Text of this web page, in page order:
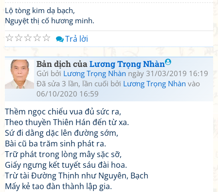
Lộ tòng kim dạ bạch,
Nguyệt thị cố hương minh.
☆
☆
☆
☆
☆ Trả lời
Bản dịch củaLương Trọng Nhàn
Gửi bởi Lương Trọng Nhàn ngày 31/03/2019 16:19
Đã sửa 3 lần, lần cuối bởi Lương Trọng Nhàn vào
06/10/2020 16:59
Thềm ngọc chiếu vua đủ sức ra,
Theo thuyền Thiên Hán đến từ xa.
Sứ đi dằng dặc lên đường sớm,
Bài cũ ba trăm sinh phát ra.
Trữ phát trong lòng mây sặc sỡ,
Giấy ngưng kết tuyết sáu đài hoa.
Trừ tài Đường Thịnh như Nguyên, Bạch
Mấy kẻ tao đàn thành lập gia.